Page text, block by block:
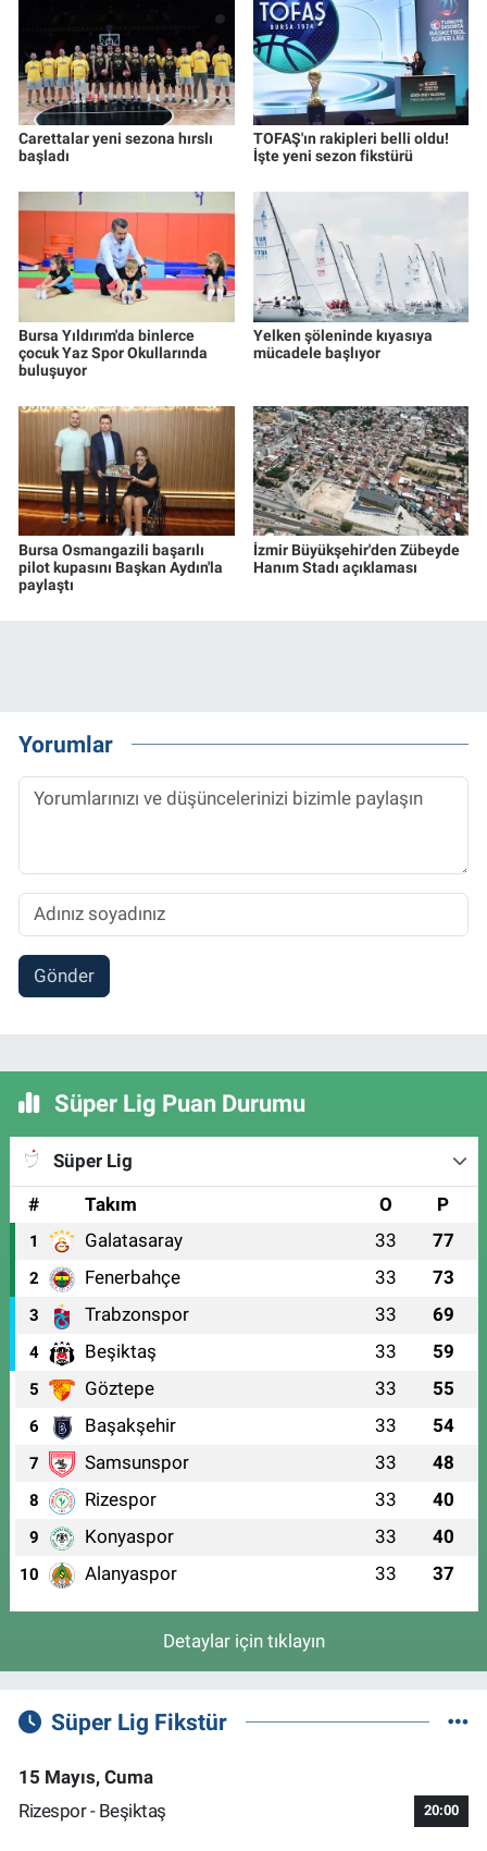
Carettalar yeni sezona hırslı
başladı
TOFAŞ'ın rakipleri belli oldu!
İşte yeni sezon fikstürü
Bursa Yıldırım'da binlerce
çocuk Yaz Spor Okullarında
buluşuyor
Yelken şöleninde kıyasıya
mücadele başlıyor
Bursa Osmangazili başarılı
pilot kupasını Başkan Aydın'la
paylaştı
İzmir Büyükşehir'den Zübeyde
Hanım Stadı açıklaması
Yorumlar
Gönder
Süper Lig Puan Durumu
Süper Lig
#
Takım O P
1 Galatasaray 33 77
2 Fenerbahçe 33 73
3 Trabzonspor 33 69
4 Beşiktaş 33 59
5 Göztepe 33 55
6 Başakşehir 33 54
7 Samsunspor 33 48
8 Rizespor 33 40
9 Konyaspor 33 40
10 Alanyaspor 33 37
Detaylar için tıklayın
Süper Lig Fikstür
15 Mayıs, Cuma
Rizespor - Beşiktaş
20:00